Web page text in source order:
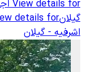
View details for
گیلانdetails for
اشرفیه - گیلان